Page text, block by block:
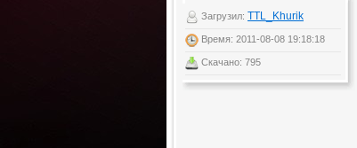
Загрузил: TTL_Khurik
Время: 2011-08-08 19:18:18
Скачано: 795